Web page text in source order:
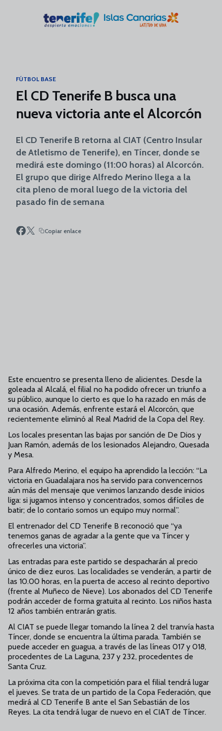
FÚTBOL BASE
El CD Tenerife B busca una
nueva victoria ante el Alcorcón
El CD Tenerife B retorna al CIAT (Centro Insular
de Atletismo de Tenerife), en Tíncer, donde se
medirá este domingo (11:00 horas) al Alcorcón.
El grupo que dirige Alfredo Merino llega a la
cita pleno de moral luego de la victoria del
pasado fin de semana
Copiar enlace
Este encuentro se presenta lleno de alicientes. Desde la
goleada al Alcalá, el filial no ha podido ofrecer un triunfo a
su público, aunque lo cierto es que lo ha razado en más de
una ocasión. Además, enfrente estará el Alcorcón, que
recientemente eliminó al Real Madrid de la Copa del Rey.
Los locales presentan las bajas por sanción de De Dios y
Juan Ramón, además de los lesionados Alejandro, Quesada
y Mesa.
Para Alfredo Merino, el equipo ha aprendido la lección: “La
victoria en Guadalajara nos ha servido para convencernos
aún más del mensaje que venimos lanzando desde inicios
liga: si jugamos intenso y concentrados, somos difíciles de
batir; de lo contario somos un equipo muy normal”.
El entrenador del CD Tenerife B reconoció que “ya
tenemos ganas de agradar a la gente que va Tíncer y
ofrecerles una victoria”.
Las entradas para este partido se despacharán al precio
único de diez euros. Las localidades se venderán, a partir de
las 10.00 horas, en la puerta de acceso al recinto deportivo
(frente al Muñeco de Nieve). Los abonados del CD Tenerife
podrán acceder de forma gratuita al recinto. Los niños hasta
12 años también entrarán gratis.
Al CIAT se puede llegar tomando la línea 2 del tranvía hasta
Tíncer, donde se encuentra la última parada. También se
puede acceder en guagua, a través de las líneas 017 y 018,
procedentes de La Laguna, 237 y 232, procedentes de
Santa Cruz.
La próxima cita con la competición para el filial tendrá lugar
el jueves. Se trata de un partido de la Copa Federación, que
medirá al CD Tenerife B ante el San Sebastián de los
Reyes. La cita tendrá lugar de nuevo en el CIAT de Tíncer.